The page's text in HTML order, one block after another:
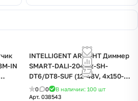
IN
INTELLIGENT ARLIGHT Диммер
SMART-DALI-204-72-SH-
DT6/DT8-SUF (12-48V, 4x150-
500mA) (IARL, IP20 Пластик, 5
лет)
0 0 В наличии: 100 шт
Арт. 038543